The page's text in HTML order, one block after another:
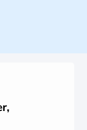
Karkhov et